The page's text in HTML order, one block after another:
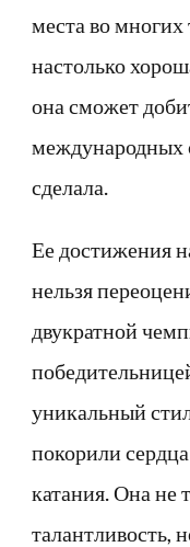
места во
настолько
она сможет
международных
сделала.
Ее достижения
нельзя
двукратной
уникальный
покорили
катания. Она не
талантливость,